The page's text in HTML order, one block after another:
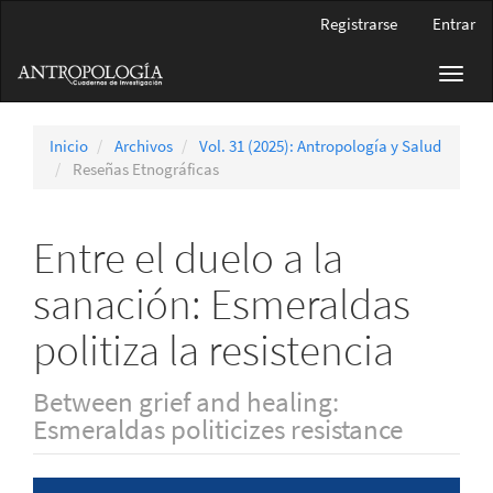
principal
Barra
Registrarse Entrar
Inicio Archivos
Vol. 31 (2025): Antropología y Salud
Reseñas Etnográficas
Entre el duelo a la
sanación: Esmeraldas
politiza la resistencia
Between grief and healing:
Esmeraldas politicizes resistance